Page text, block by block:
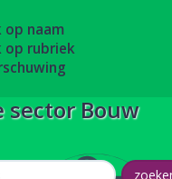
op naam
op rubriek
sector Bouw